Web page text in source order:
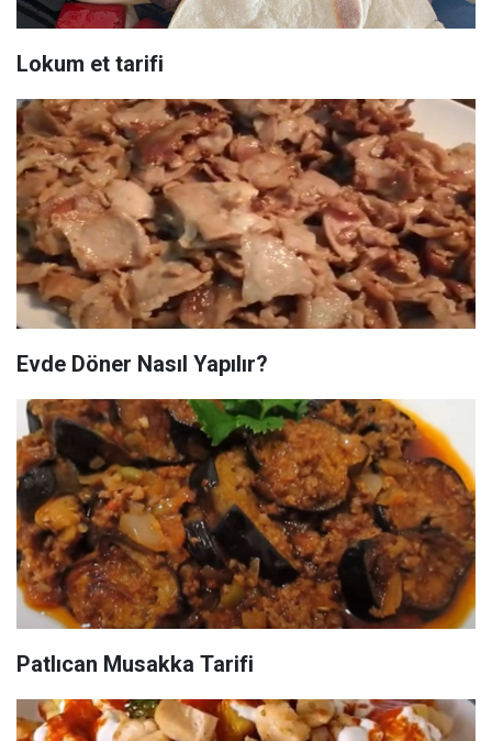
Lokum et tarifi
Evde Döner Nasıl Yapılır?
Patlıcan Musakka Tarifi